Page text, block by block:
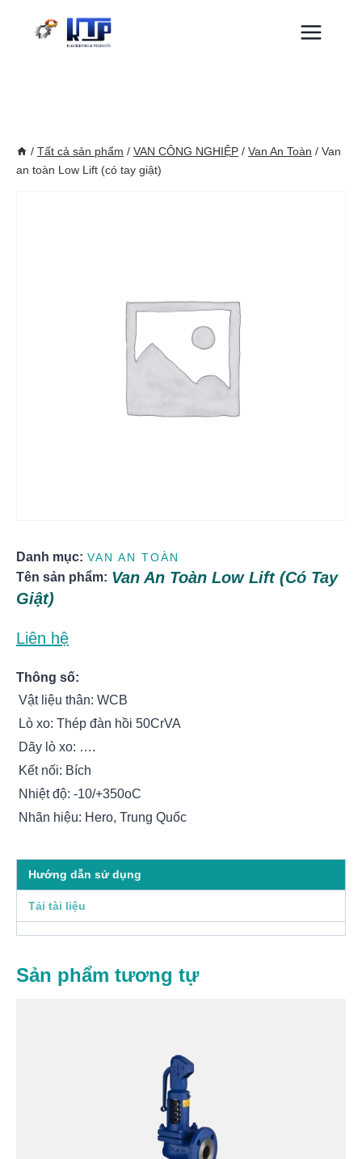
/ Tất cả sản phẩm / VAN CÔNG NGHIỆP / Van An Toàn / Van
an toàn Low Lift (có tay giật)
Danh mục: VAN AN TOÀN
Tên sản phẩm: Van An Toàn Low Lift (có Tay
Giật)
Liên hệ
Thông số:
Vật liệu thân: WCB
Lò xo: Thép đàn hồi 50CrVA
Dãy lò xo: ….
Kết nối: Bích
Nhiệt độ: -10/+350oC
Nhãn hiệu: Hero, Trung Quốc
Hướng dẫn sử dụng
Tải tài liệu
Sản phẩm tương tự